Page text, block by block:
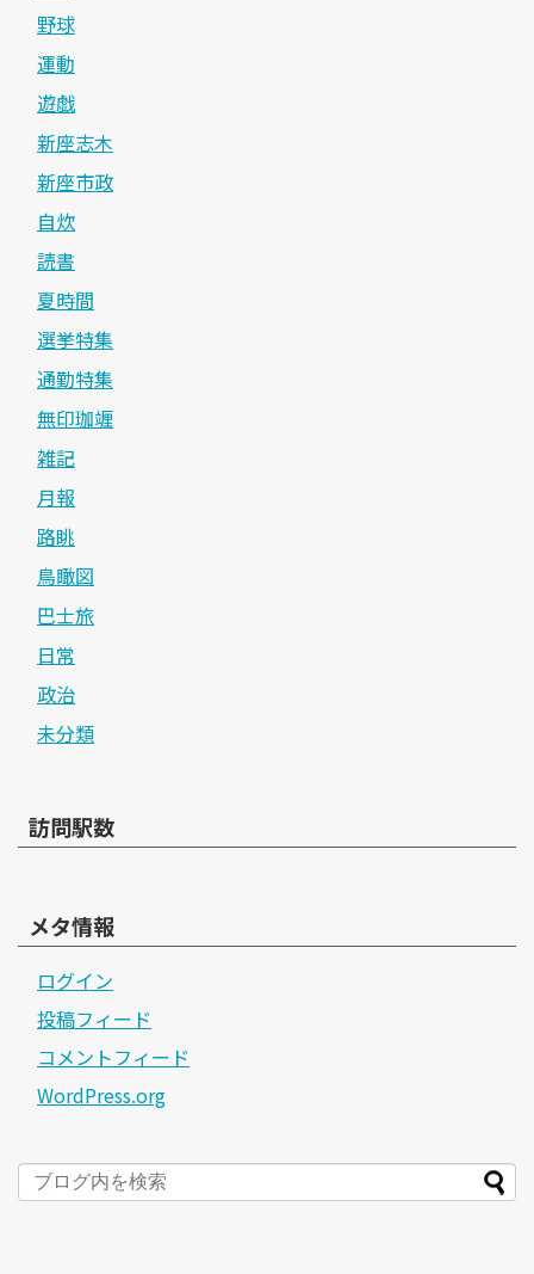
野球
運動
遊戯
新座志木
新座市政
自炊
読書
夏時間
選挙特集
通勤特集
無印珈竰
雑記
月報
路眺
鳥瞰図
巴士旅
日常
政治
未分類
訪問駅数
メタ情報
ログイン
投稿フィード
コメントフィード
WordPress.org